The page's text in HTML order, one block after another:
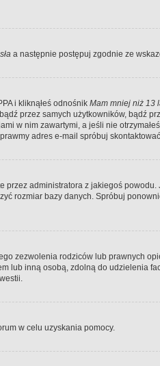
a następnie postępuj zgodnie ze
i kliknąłeś odnośnik Mam mniej niż 13
przez samych użytkowników, bądź
w nim zawartymi, a jeśli nie
adres e-mail spróbuj
przez administratora z jakiegoś powodu.
rozmiar bazy danych. Spróbuj
zezwolenia rodziców lub prawnych
lub inną osobą, zdolną do udzielenia
w celu uzyskania pomocy.